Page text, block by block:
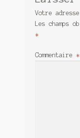
Votre
Les champs
*
Commentaire *